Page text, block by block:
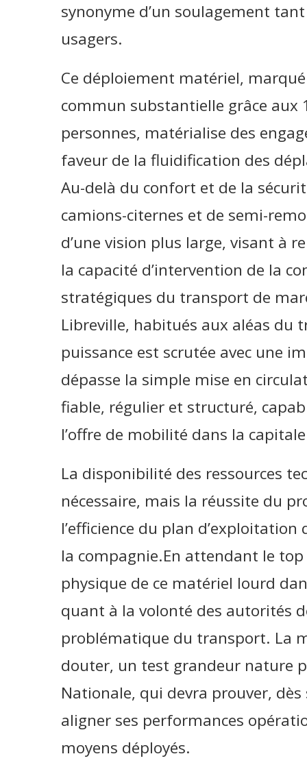
synonyme d’un soulagement
usagers.
Ce déploiement matériel,
commun substantielle grâce aux
personnes, matérialise des
faveur de la fluidification des
Au-delà du confort et de la
camions-citernes et de semi-
d’une vision plus large, visant à
la capacité d’intervention de la
stratégiques du transport de
Libreville, habitués aux aléas du
puissance est scrutée avec une
dépasse la simple mise en
fiable, régulier et structuré,
l’offre de mobilité dans la
La disponibilité des ressources
nécessaire, mais la réussite du
l’efficience du plan
la compagnie.En attendant le
physique de ce matériel lourd
quant à la volonté des autorités
problématique du transport. La
douter, un test grandeur nature
Nationale, qui devra prouver,
aligner ses performances
moyens déployés.